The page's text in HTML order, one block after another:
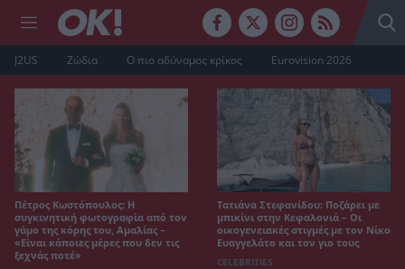
J2US Ζώδια Ο πιο αδύναμος κρίκος Eurovision 2026
Πέτρος Κωστόπουλος: Η
συγκινητική φωτογραφία από τον
γάμο της κόρης του, Αμαλίας –
«Είναι κάποιες μέρες που δεν τις
ξεχνάς ποτέ»
Τατιάνα Στεφανίδου: Ποζάρει με
μπικίνι στην Κεφαλονιά – Οι
οικογενειακές στιγμές με τον Νίκο
Ευαγγελάτο και τον γιο τους
CELEBRITIES